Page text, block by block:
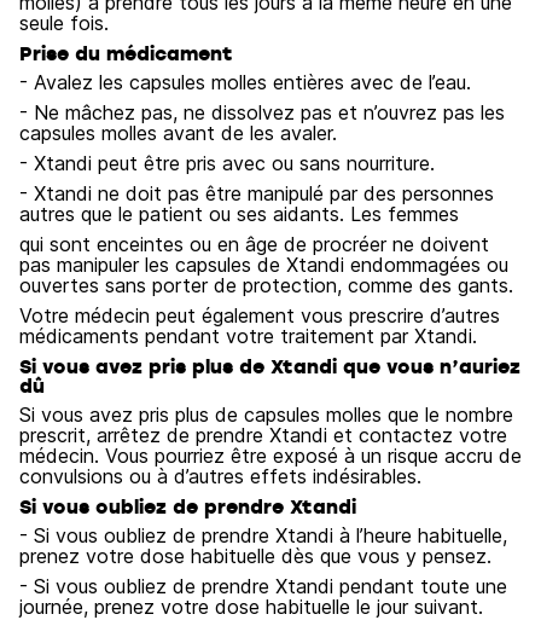
seule fois.
Prise du médicament
- Avalez les capsules molles entières avec de l’eau.
- Ne mâchez pas, ne dissolvez pas et n’ouvrez pas les
capsules molles avant de les avaler.
- Xtandi peut être pris avec ou sans nourriture.
- Xtandi ne doit pas être manipulé par des personnes
autres que le patient ou ses aidants. Les femmes
qui sont enceintes ou en âge de procréer ne doivent
pas manipuler les capsules de Xtandi endommagées ou
ouvertes sans porter de protection, comme des gants.
Votre médecin peut également vous prescrire d’autres
médicaments pendant votre traitement par Xtandi.
Si vous avez pris plus de Xtandi que vous n’auriez
dû
Si vous avez pris plus de capsules molles que le nombre
prescrit, arrêtez de prendre Xtandi et contactez votre
médecin. Vous pourriez être exposé à un risque accru de
convulsions ou à d’autres effets indésirables.
Si vous oubliez de prendre Xtandi
- Si vous oubliez de prendre Xtandi à l’heure habituelle,
prenez votre dose habituelle dès que vous y pensez.
- Si vous oubliez de prendre Xtandi pendant toute une
journée, prenez votre dose habituelle le jour suivant.